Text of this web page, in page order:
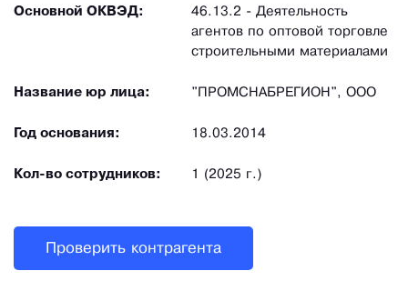
Основной ОКВЭД:
46.13.2 - Деятельность
агентов по оптовой торговле
строительными материалами
Название юр лица: "ПРОМСНАБРЕГИОН", ООО
Год основания: 18.03.2014
Кол-во сотрудников: 1 (2025 г.)
Проверить контрагента